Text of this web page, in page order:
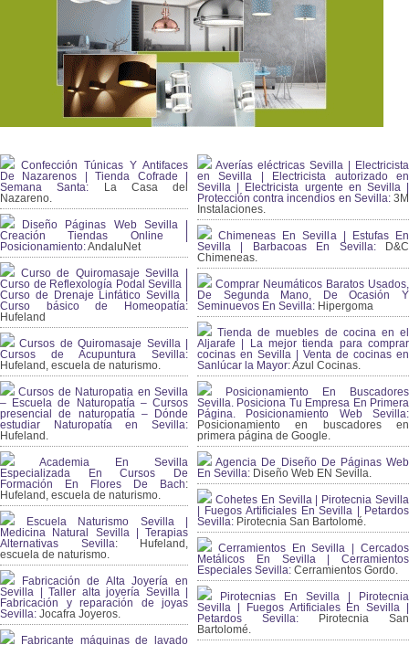
Confección Túnicas Y Antifaces
De Nazarenos | Tienda Cofrade |
Semana Santa: La Casa del
Nazareno.
Diseño Páginas Web Sevilla |
Creación Tiendas Online |
Posicionamiento:AndaluNet
Curso de Quiromasaje Sevilla |
Curso de Reflexología Podal Sevilla |
Curso de Drenaje Linfático Sevilla |
Curso básico de Homeopatía:
Hufeland
Cursos de Quiromasaje Sevilla |
Cursos de Acupuntura Sevilla:
Hufeland, escuela de naturismo.
Cursos de Naturopatia en Sevilla
– Escuela de Naturopatía – Cursos
presencial de naturopatía – Dónde
estudiar Naturopatía en Sevilla:
Hufeland.
Academia En Sevilla
Especializada En Cursos De
Formación En Flores De Bach:
Hufeland, escuela de naturismo.
Escuela Naturismo Sevilla |
Medicina Natural Sevilla | Terapias
Alternativas Sevilla: Hufeland,
escuela de naturismo.
Fabricación de Alta Joyería en
Sevilla | Taller alta joyería Sevilla |
Fabricación y reparación de joyas
Sevilla: Jocafra Joyeros.
Fabricante máquinas de lavado
Averías eléctricas Sevilla | Electricista
en Sevilla | Electricista autorizado en
Sevilla | Electricista urgente en Sevilla |
Protección contra incendios en Sevilla:3M
Instalaciones.
Chimeneas En Sevilla | Estufas En
Sevilla | Barbacoas En Sevilla:D&C
Chimeneas.
Comprar Neumáticos Baratos Usados,
De Segunda Mano, De Ocasión Y
Seminuevos En Sevilla: Hipergoma
Tienda de muebles de cocina en el
Aljarafe | La mejor tienda para comprar
cocinas en Sevilla | Venta de cocinas en
Sanlúcar la Mayor:Azul Cocinas.
Posicionamiento En Buscadores
Sevilla. Posiciona Tu Empresa En Primera
Página. Posicionamiento Web Sevilla:
Posicionamiento en buscadores en
primera página de Google.
Agencia De Diseño De Páginas Web
En Sevilla: Diseño Web EN Sevilla.
Cohetes En Sevilla | Pirotecnia Sevilla
| Fuegos Artificiales En Sevilla | Petardos
Sevilla: Pirotecnia San Bartolomé.
Cerramientos En Sevilla | Cercados
Metálicos En Sevilla | Cerramientos
Especiales Sevilla: Cerramientos Gordo.
Pirotecnias En Sevilla | Pirotecnia
Sevilla | Fuegos Artificiales En Sevilla |
Petardos Sevilla: Pirotecnia San
Bartolomé.